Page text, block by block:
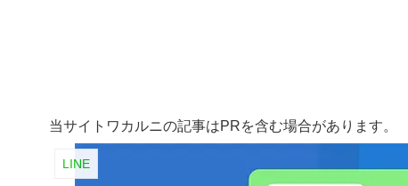
当サイトワカルニの記事はPRを含む場合があります。
LINE